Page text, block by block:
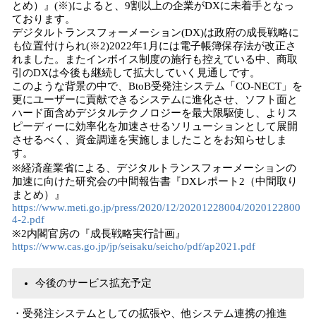
とめ）』(※)によると、9割以上の企業がDXに未着手となっ
ております。
デジタルトランスフォーメーション(DX)は政府の成長戦略に
も位置付けられ(※2)2022年1月には電子帳簿保存法が改正さ
れました。またインボイス制度の施行も控えている中、商取
引のDXは今後も継続して拡大していく見通しです。
このような背景の中で、BtoB受発注システム「CO-NECT」を
更にユーザーに貢献できるシステムに進化させ、ソフト面と
ハード面含めデジタルテクノロジーを最大限駆使し、よりス
ピーディーに効率化を加速させるソリューションとして展開
させるべく、資金調達を実施しましたことをお知らせしま
す。
※経済産業省による、デジタルトランスフォーメーションの
加速に向けた研究会の中間報告書『DXレポート2（中間取り
まとめ）』
https://www.meti.go.jp/press/2020/12/20201228004/2020122800
4-2.pdf
※2内閣官房の『成長戦略実行計画』
https://www.cas.go.jp/jp/seisaku/seicho/pdf/ap2021.pdf
今後のサービス拡充予定
・受発注システムとしての拡張や、他システム連携の推進